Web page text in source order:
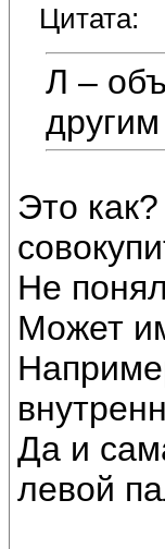
Цитата:
Л –
Это
Не
Может
Да и
левой